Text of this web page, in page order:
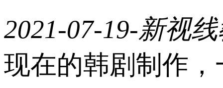
2021-07-19-新视
现在的韩剧制作